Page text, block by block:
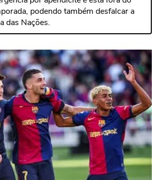
podendo também desfalcar a
das Nações.